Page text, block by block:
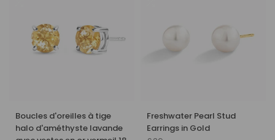
Boucles d'oreilles à tige
halo d'améthyste lavande
Freshwater Pearl Stud
Earrings in Gold